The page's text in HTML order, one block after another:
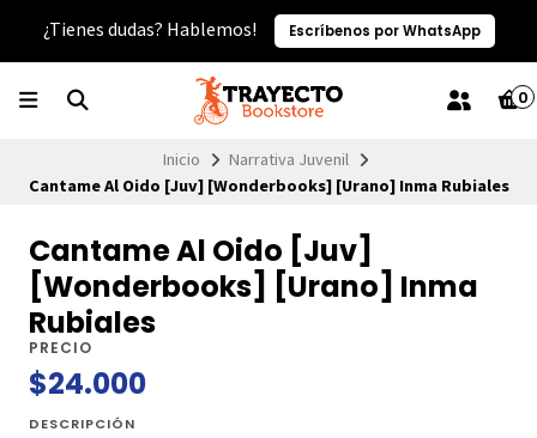
¿Tienes dudas? Hablemos! Escríbenos por WhatsApp
0
Inicio
Narrativa Juvenil
Cantame Al Oido [Juv] [Wonderbooks] [Urano] Inma Rubiales
Cantame Al Oido [Juv]
[Wonderbooks] [Urano] Inma
Rubiales
PRECIO
$24.000
DESCRIPCIÓN